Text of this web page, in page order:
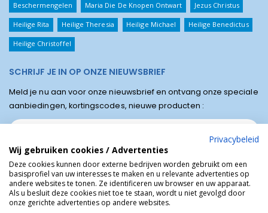
Beschermengelen Maria Die De Knopen Ontwart Jezus Christus
Heilige Rita Heilige Theresia Heilige Michael Heilige Benedictus
Heilige Christoffel
SCHRIJF JE IN OP ONZE NIEUWSBRIEF
Meld je nu aan voor onze nieuwsbrief en ontvang onze speciale
aanbiedingen, kortingscodes, nieuwe producten :
Privacybeleid
Wij gebruiken cookies / Advertenties
Deze cookies kunnen door externe bedrijven worden gebruikt om een
basisprofiel van uw interesses te maken en u relevante advertenties op
andere websites te tonen. Ze identificeren uw browser en uw apparaat.
Als u besluit deze cookies niet toe te staan, wordt u niet gevolgd door
onze gerichte advertenties op andere websites.